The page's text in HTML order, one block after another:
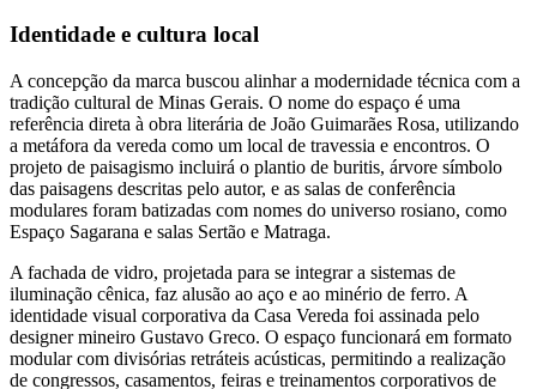
Identidade e cultura local
A concepção da marca buscou alinhar a modernidade técnica com a
tradição cultural de Minas Gerais. O nome do espaço é uma
referência direta à obra literária de João Guimarães Rosa, utilizando
a metáfora da vereda como um local de travessia e encontros. O
projeto de paisagismo incluirá o plantio de buritis, árvore símbolo
das paisagens descritas pelo autor, e as salas de conferência
modulares foram batizadas com nomes do universo rosiano, como
Espaço Sagarana e salas Sertão e Matraga.
A fachada de vidro, projetada para se integrar a sistemas de
iluminação cênica, faz alusão ao aço e ao minério de ferro. A
identidade visual corporativa da Casa Vereda foi assinada pelo
designer mineiro Gustavo Greco. O espaço funcionará em formato
modular com divisórias retráteis acústicas, permitindo a realização
de congressos, casamentos, feiras e treinamentos corporativos de